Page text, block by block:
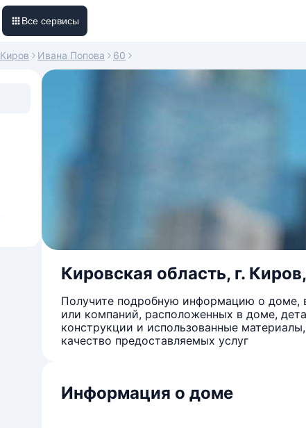
Все сервисы
Киров Ивана Попова 60
Кировская область, г.
Получите подробную информацию о доме,
или компаний, расположенных в доме,
конструкции и использованные
качество предоставляемых услуг
Информация о доме